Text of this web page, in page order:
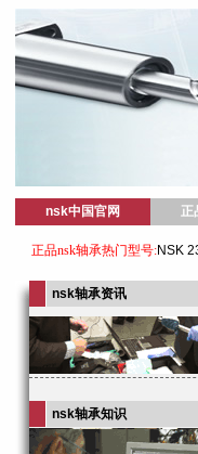
nsk中国官网 正
正品nsk轴承热门型号:NSK
nsk轴承资讯
nsk轴承知识